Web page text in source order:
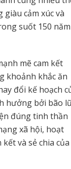
cảm xúc và
suốt 150 năm
mẽ cam kết
khoảnh khắc ăn
đổi kế hoạch
hưởng bởi bão
đúng tinh thần
xã hội, hoạt
và sẻ chia của